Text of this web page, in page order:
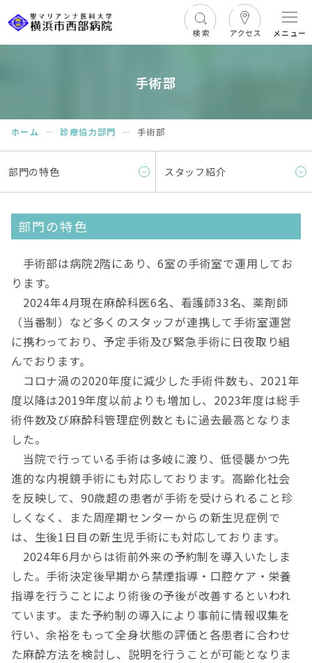
メニュー
手術部
ホーム ー 診療協力部門 ー 手術部
部門の特色 スタッフ紹介
部門の特色
手術部は病院2階にあり、6室の手術室で運用してお
ります。
2024年4月現在麻酔科医6名、看護師33名、薬剤師
（当番制）など多くのスタッフが連携して手術室運営
に携わっており、予定手術及び緊急手術に日夜取り組
んでおります。
コロナ渦の2020年度に減少した手術件数も、2021年
度以降は2019年度以前よりも増加し、2023年度は総手
術件数及び麻酔科管理症例数ともに過去最高となりま
した。
当院で行っている手術は多岐に渡り、低侵襲かつ先
進的な内視鏡手術にも対応しております。高齢化社会
を反映して、90歳超の患者が手術を受けられること珍
しくなく、また周産期センターからの新生児症例で
は、生後1日目の新生児手術にも対応しております。
2024年6月からは術前外来の予約制を導入いたしま
した。手術決定後早期から禁煙指導・口腔ケア・栄養
指導を行うことにより術後の予後が改善するといわれ
ています。また予約制の導入により事前に情報収集を
行い、余裕をもって全身状態の評価と各患者に合わせ
た麻酔方法を検討し、説明を行うことが可能となりま